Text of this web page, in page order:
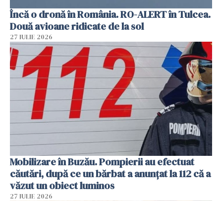
Încă o dronă în România. RO-ALERT în Tulcea.
Două avioane ridicate de la sol
27 IULIE 2026
Mobilizare în Buzău. Pompierii au efectuat
căutări, după ce un bărbat a anunțat la 112 că a
văzut un obiect luminos
27 IULIE 2026